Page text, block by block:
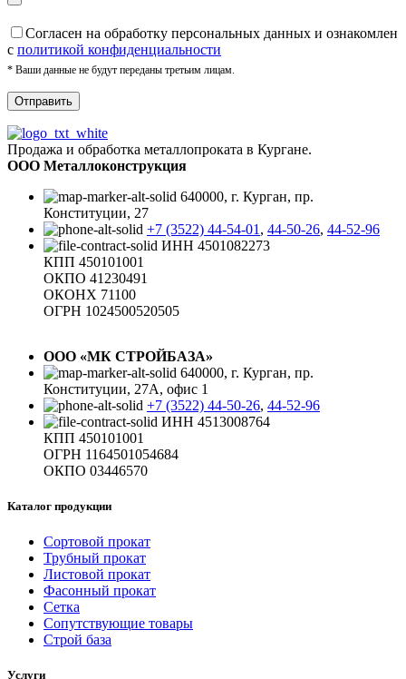
Cогласен на обработку персональных данных и ознакомлен
с политикой конфиденциальности
* Ваши данные не будут переданы третьим лицам.
Продажа и обработка металлопроката в Кургане.
ООО Металлоконструкция
640000, г. Курган, пр.
Конституции, 27
+7 (3522) 44-54-01 , 44-50-26, 44-52-96
ИНН 4501082273
КПП 450101001
ОКПО 41230491
ОКОНХ 71100
ОГРН 1024500520505
ООО «МК СТРОЙБАЗА»
640000, г. Курган, пр.
Конституции, 27А, офис 1
+7 (3522) 44-50-26, 44-52-96
ИНН 4513008764
КПП 450101001
ОГРН 1164501054684
ОКПО 03446570
Каталог продукции
Сортовой прокат
Трубный прокат
Листовой прокат
Фасонный прокат
Сетка
Сопутствующие товары
Строй база
Услуги